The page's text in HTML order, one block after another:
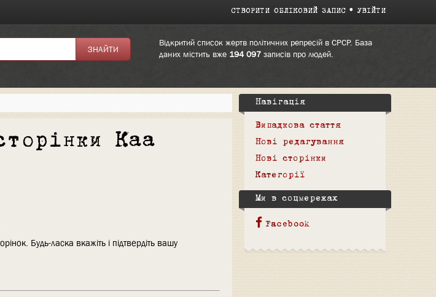
СТВОРИТИ ОБЛІКОВИЙ ЗАПИС УВІЙТИ
Відкритий список жертв політичних репресій в СРСР. База
даних містить вже 194 097записів про людей.
Каа
Будь-ласка вкажіть і підтвердіть вашу
Навігація
Випадкова стаття
Нові редагування
Нові сторінки
Категорії
Ми в соцмережах
Facebook